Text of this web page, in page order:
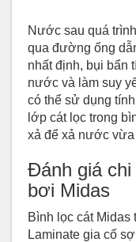
Nước sau quá
qua đường ống
nhất định, bụi bẩn
nước và làm suy
có thể sử dụng
lớp cát lọc trong
xả để xả nước vừa
Đánh giá
bơi Midas
Bình lọc cát
Laminate gia cố